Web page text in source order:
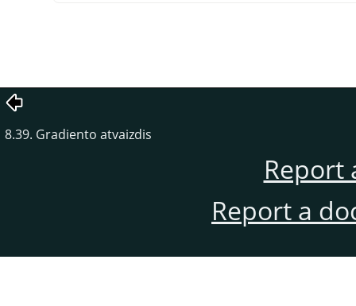
8.39. Gradiento atvaizdis
Report
Report a